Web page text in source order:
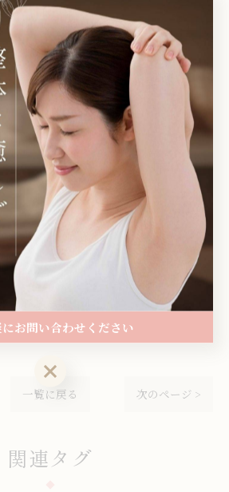
ら当店ホームページ(Instagramプ
からのご予約も承っております。
リックして頂くと当店ホットペッパ
へ。》
ロン
ッサージ
ジ
プローチ
岩出市でオイルリンパマ
ージ
一覧に戻る 次のページ >
関連タグ
にお問い合わせください
お問い合わせください